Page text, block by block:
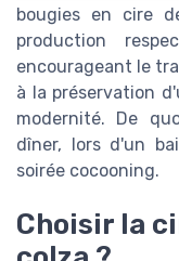
bougies en cire
production
encourageant le
à la préservation
modernité. De
dîner, lors d'un
soirée cocooning.
Choisir la